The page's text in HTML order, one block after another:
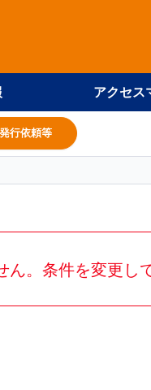
アクセス
行依頼等
。条件を変更し